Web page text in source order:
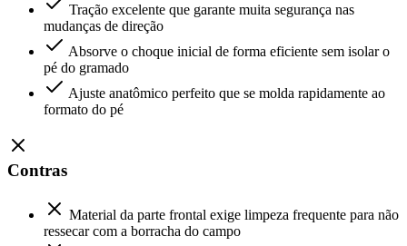
Tração excelente que garante muita segurança nas
mudanças de direção
Absorve o choque inicial de forma eficiente sem isolar o
pé do gramado
Ajuste anatômico perfeito que se molda rapidamente ao
formato do pé
Contras
Material da parte frontal exige limpeza frequente para não
ressecar com a borracha do campo